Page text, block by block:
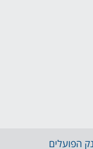
הפועלים